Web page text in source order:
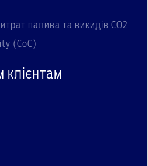
палива та викидів СО2
(CoC)
клієнтам